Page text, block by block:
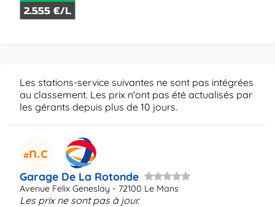
2.555 €/L
Les stations-service suivantes ne sont pas intégrées
au classement. Les prix n'ont pas été actualisés par
les gérants depuis plus de 10 jours.
n.c
Garage De La Rotonde
Avenue Felix Geneslay - 72100 Le Mans
Les prix ne sont pas à jour.